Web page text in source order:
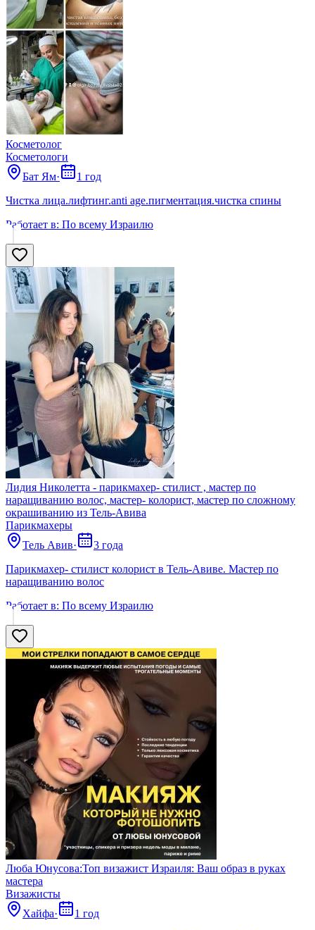
Косметолог
Косметологи
Бат Ям·
1 год
Чистка лица.лифтинг.anti age.пигментация.чистка спины
Работает в: По всему Израилю
Лидия Николетта - парикмахер- стилист , мастер по
наращиванию волос, мастер- колорист, мастер по сложному
окрашиванию из Тель-Авива
Парикмахеры
Тель Авив·
3 года
Парикмахер- стилист колорист в Тель-Авиве. Мастер по
наращиванию волос
Работает в: По всему Израилю
Люба Юнусова:Топ визажист Израиля: Ваш образ в руках
мастера
Визажисты
Хайфа·
1 год